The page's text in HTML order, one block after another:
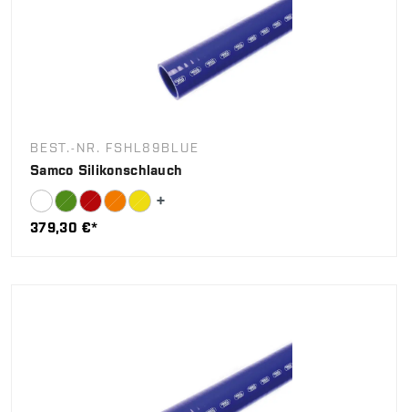
BEST.-NR. FSHL89BLUE
Samco Silikonschlauch
379,30 €*